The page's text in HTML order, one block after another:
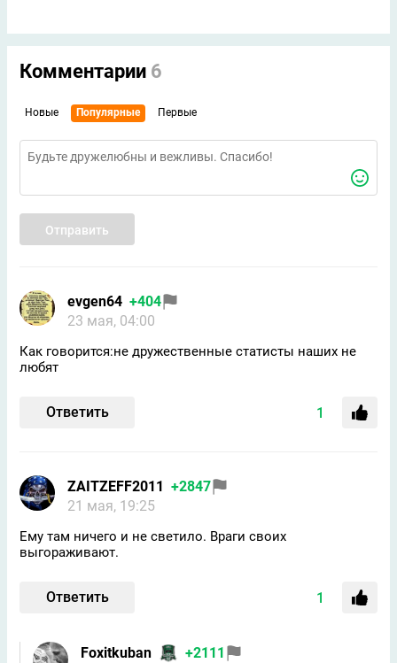
Комментарии 6
Новые Популярные Первые
Отправить
evgen64 +404
23 мая, 04:00
Как говорится:не дружественные статисты наших не
любят
Ответить 1
ZAITZEFF2011 +2847
21 мая, 19:25
Ему там ничего и не светило. Враги своих
выгораживают.
Ответить 1
Foxitkuban
+2111